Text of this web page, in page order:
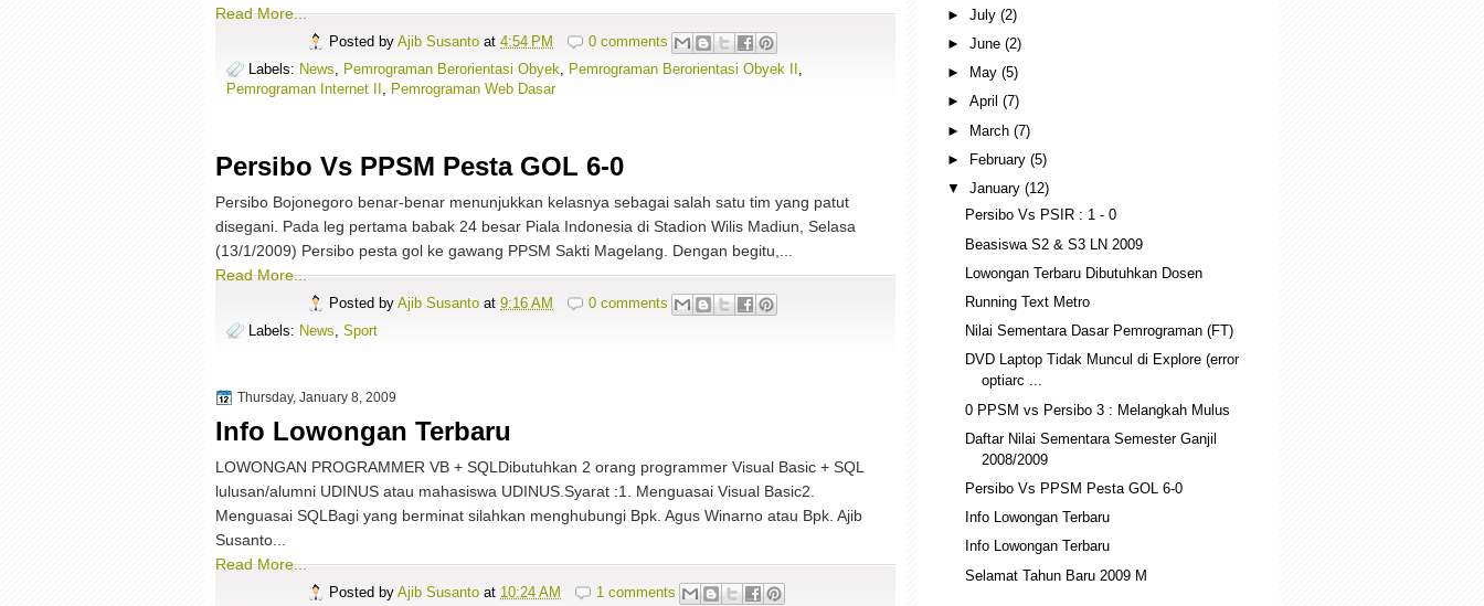
Read More...
Posted by Ajib Susanto at 4:54 PM
0 comments
Labels: News, Pemrograman Berorientasi Obyek, Pemrograman Berorientasi Obyek II ,
Pemrograman Internet II , Pemrograman Web Dasar
Persibo Vs PPSM Pesta GOL 6-0
Persibo Bojonegoro benar-benar menunjukkan kelasnya sebagai salah satu tim yang patut
disegani. Pada leg pertama babak 24 besar Piala Indonesia di Stadion Wilis Madiun, Selasa
(13/1/2009) Persibo pesta gol ke gawang PPSM Sakti Magelang. Dengan begitu,...
Read More...
Posted by Ajib Susanto at 9:16 AM
0 comments
Labels: News, Sport
Thursday, January 8, 2009
Info Lowongan Terbaru
LOWONGAN PROGRAMMER VB + SQLDibutuhkan 2 orang programmer Visual Basic + SQL
lulusan/alumni UDINUS atau mahasiswa UDINUS.Syarat :1. Menguasai Visual Basic2.
Menguasai SQLBagi yang berminat silahkan menghubungi Bpk. Agus Winarno atau Bpk. Ajib
Susanto...
Read More...
Posted by Ajib Susanto at 10:24 AM
1 comments
►July(2)
►June(2)
►
May(5)
►April(7)
► March(7)
►
February(5)
▼January(12)
Persibo Vs PSIR : 1 - 0
Beasiswa S2 & S3 LN 2009
Lowongan Terbaru Dibutuhkan Dosen
Running Text Metro
Nilai Sementara Dasar Pemrograman (FT)
DVD Laptop Tidak Muncul di Explore (error
optiarc ...
0 PPSM vs Persibo 3 : Melangkah Mulus
Daftar Nilai Sementara Semester Ganjil
2008/2009
Persibo Vs PPSM Pesta GOL 6-0
Info Lowongan Terbaru
Info Lowongan Terbaru
Selamat Tahun Baru 2009 M